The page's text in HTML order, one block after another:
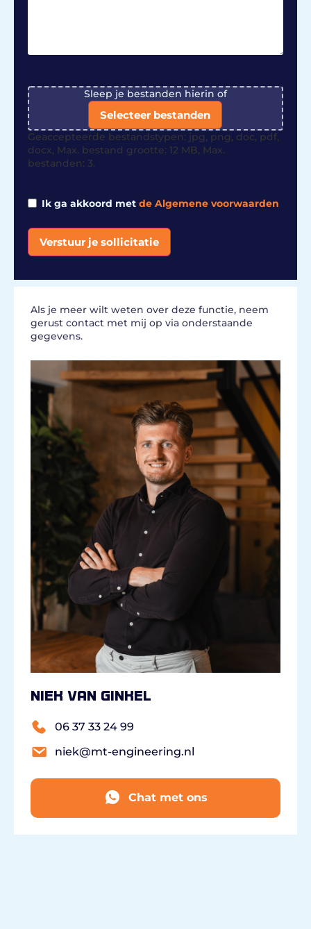
File Sleep je bestanden hierin of
Selecteer bestanden
Geaccepteerde bestandstypen: jpg, png, doc, pdf,
docx, Max. bestand grootte: 12 MB, Max.
bestanden: 3.
Ik ga akkoord met de Algemene voorwaarden
Verstuur je sollicitatie
Als je meer wilt weten over deze functie, neem
gerust contact met mij op via onderstaande
gegevens.
Niek van Ginkel
06 37 33 24 99
niek@mt-engineering.nl
Chat met ons